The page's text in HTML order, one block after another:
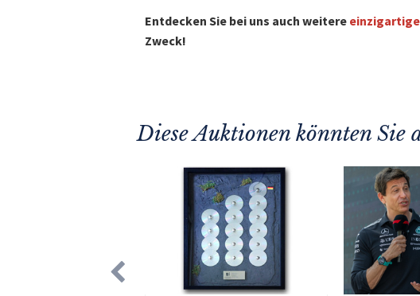
Entdecken Sie bei uns auch weitere
Zweck!
Diese Auktionen könnten Sie